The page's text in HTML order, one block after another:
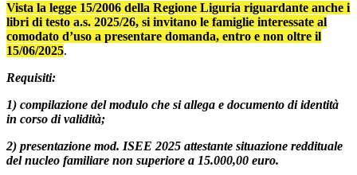
Vista la legge 15/2006 della Regione Liguria riguardante anche i
libri di testo a.s. 2025/26, si invitano le famiglie interessate al
comodato d’uso a presentare domanda, entro e non oltre il
15/06/2025.
Requisiti:
1) compilazione del modulo che si allega e documento di identità
in corso di validità;
2) presentazione mod. ISEE 2025 attestante situazione reddituale
del nucleo familiare non superiore a 15.000,00 euro.